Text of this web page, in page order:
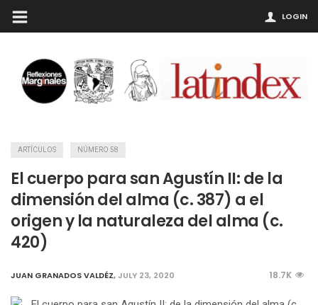
LOGIN
ARTÍCULOS NÚMERO 58
El cuerpo para san Agustín II: de la
dimensión del alma (c. 387) a el
origen y la naturaleza del alma (c.
420)
JUAN GRANADOS VALDÉZ,JULY 23, 2020 18.7K